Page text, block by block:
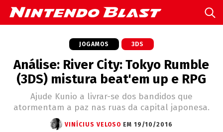
JOGAMOS 3DS
Análise: River City: Tokyo Rumble
(3DS) mistura beat'em up e RPG
Ajude Kunio a livrar-se dos bandidos que
atormentam a paz nas ruas da capital japonesa.
VINÍCIUS VELOSO EM 19/10/2016